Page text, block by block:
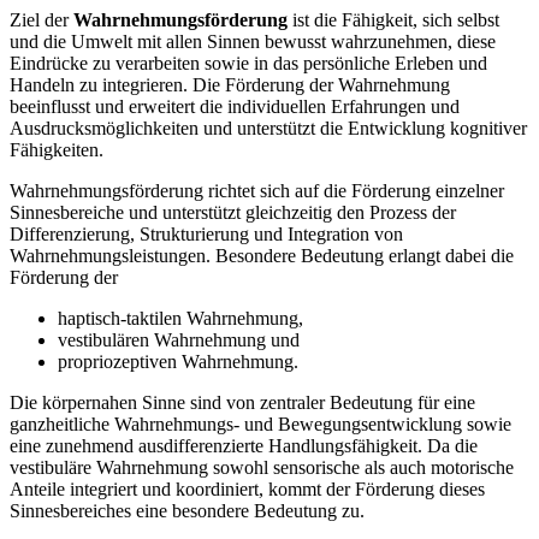
Ziel derWahrnehmungsförderung ist die Fähigkeit, sich selbst
und die Umwelt mit allen Sinnen bewusst wahrzunehmen, diese
Eindrücke zu verarbeiten sowie in das persönliche Erleben und
Handeln zu integrieren. Die Förderung der Wahrnehmung
beeinflusst und erweitert die individuellen Erfahrungen und
Ausdrucksmöglichkeiten und unterstützt die Entwicklung kognitiver
Fähigkeiten.
Wahrnehmungsförderung richtet sich auf die Förderung einzelner
Sinnesbereiche und unterstützt gleichzeitig den Prozess der
Differenzierung, Strukturierung und Integration von
Wahrnehmungsleistungen. Besondere Bedeutung erlangt dabei die
Förderung der
haptisch-taktilen Wahrnehmung,
vestibulären Wahrnehmung und
propriozeptiven Wahrnehmung.
Die körpernahen Sinne sind von zentraler Bedeutung für eine
ganzheitliche Wahrnehmungs- und Bewegungsentwicklung sowie
eine zunehmend ausdifferenzierte Handlungsfähigkeit. Da die
vestibuläre Wahrnehmung sowohl sensorische als auch motorische
Anteile integriert und koordiniert, kommt der Förderung dieses
Sinnesbereiches eine besondere Bedeutung zu.